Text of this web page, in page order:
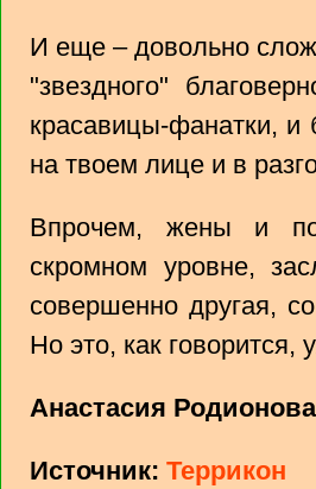
И еще – довольно
"звездного"
красавицы-фанатки, и
на твоем лице и в
Впрочем, жены и
скромном уровне,
совершенно другая,
Но это, как
Анастасия
Источник: Террикон